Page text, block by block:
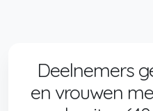
Deelnemers
en vrouwen